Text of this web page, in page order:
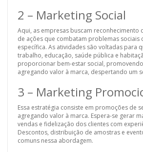
2 – Marketing Social
Aqui, as empresas buscam reconhecimento
de ações que combatam problemas sociais
específica. As atividades são voltadas para
trabalho, educação, saúde pública e
proporcionar bem-estar social,
agregando valor à marca, despertando um
3 – Marketing
Essa estratégia consiste em promoções de
agregando valor à marca. Espera-se gerar
vendas e fidelização dos clientes com
Descontos, distribuição de amostras e
comuns nessa abordagem.